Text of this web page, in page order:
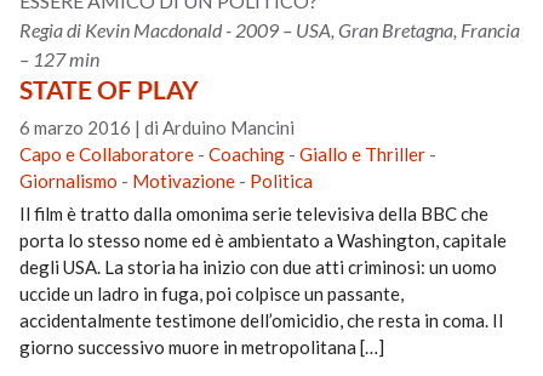
Regia di Kevin Macdonald - 2009 – USA, Gran Bretagna, Francia
– 127 min
STATE OF PLAY
6 marzo 2016 |di Arduino Mancini
Capo e Collaboratore -Coaching -Giallo e Thriller -
Giornalismo - Motivazione - Politica
Il film è tratto dalla omonima serie televisiva della BBC che
porta lo stesso nome ed è ambientato a Washington, capitale
degli USA. La storia ha inizio con due atti criminosi: un uomo
uccide un ladro in fuga, poi colpisce un passante,
accidentalmente testimone dell’omicidio, che resta in coma. Il
giorno successivo muore in metropolitana […]